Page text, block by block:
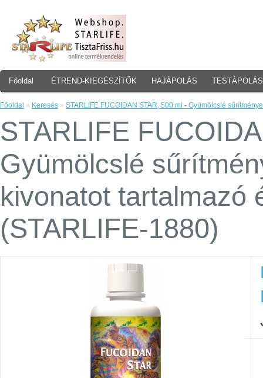
Főoldal ÉTREND-KIEGÉSZÍTŐK HAJÁPOLÁS TESTÁPOLÁS
Főoldal » Keresés » STARLIFE FUCOIDAN STAR, 500 ml - Gyümölcslé
STARLIFE
Gyümölcslé
kivonatot tartalmazó
(STARLIFE-1880)